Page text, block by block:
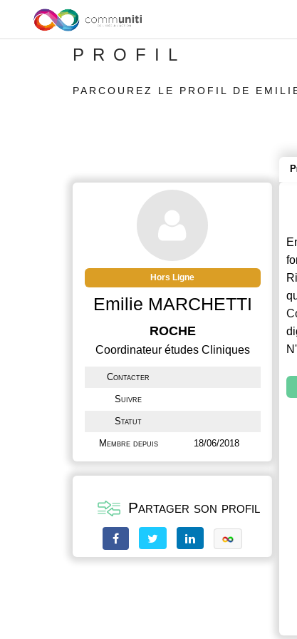
PROFIL
PARCOUREZ LE PROFIL DE
Hors Ligne
Emilie MARCHETTI
ROCHE
Coordinateur études Cliniques
Contacter
Suivre
Statut
Membre depuis 18/06/2018
Partager son profil